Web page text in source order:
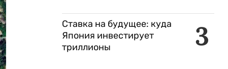
3
Ставка на будущее: куда
Япония инвестирует
триллионы